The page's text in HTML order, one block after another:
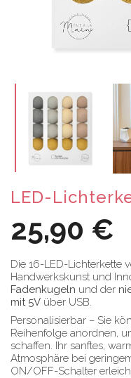
LED-
25,90 €
Die 16-LED-Lichterkette
Handwerkskunst und
Fadenkugeln und der
mit 5V über USB.
Personalisierbar – Sie
Reihenfolge anordnen,
schaffen. Ihr sanftes,
Atmosphäre bei
ON/OFF-Schalter